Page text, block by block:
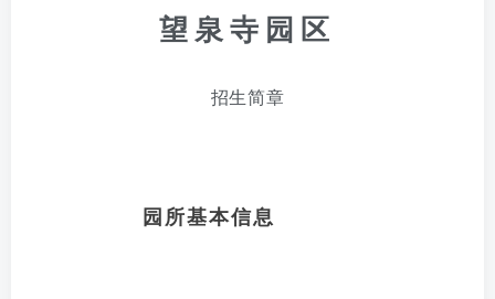
望泉寺园区
招生简章
园所基本信息